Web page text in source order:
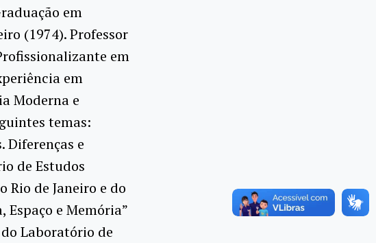
em
(1974). Professor
em
em
Moderna e
temas:
e
de Estudos
Rio de Janeiro e do
e Memória”
Laboratório de